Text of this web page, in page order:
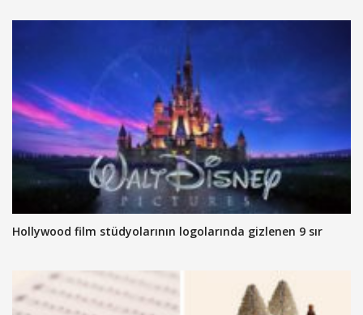
Hollywood film stüdyolarının logolarında gizlenen 9 sır